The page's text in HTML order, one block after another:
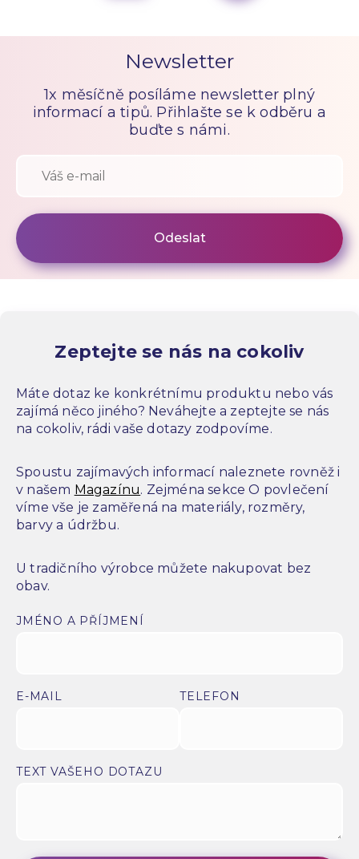
Newsletter
1x měsíčně posíláme newsletter plný
informací a tipů. Přihlašte se k odběru a
buďte s námi.
Zeptejte se nás na cokoliv
Máte dotaz ke konkrétnímu produktu nebo vás
zajímá něco jiného? Neváhejte a zeptejte se nás
na cokoliv, rádi vaše dotazy zodpovíme.
Spoustu zajímavých informací naleznete rovněž i
v našem Magazínu. Zejména sekce O povlečení
víme vše je zaměřená na materiály, rozměry,
barvy a údržbu.
U tradičního výrobce můžete nakupovat bez
obav.
JMÉNO A PŘÍJMENÍ
E-MAIL TELEFON
TEXT VAŠEHO DOTAZU